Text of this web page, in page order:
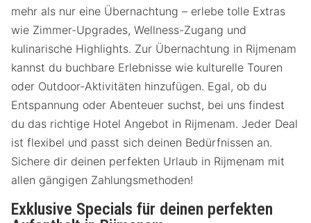
mehr als nur eine Übernachtung – erlebe tolle Extras
wie Zimmer-Upgrades, Wellness-Zugang und
kulinarische Highlights. Zur Übernachtung in Rijmenam
kannst du buchbare Erlebnisse wie kulturelle Touren
oder Outdoor-Aktivitäten hinzufügen. Egal, ob du
Entspannung oder Abenteuer suchst, bei uns findest
du das richtige Hotel Angebot in Rijmenam. Jeder Deal
ist flexibel und passt sich deinen Bedürfnissen an.
Sichere dir deinen perfekten Urlaub in Rijmenam mit
allen gängigen Zahlungsmethoden!
Exklusive Specials für deinen perfekten